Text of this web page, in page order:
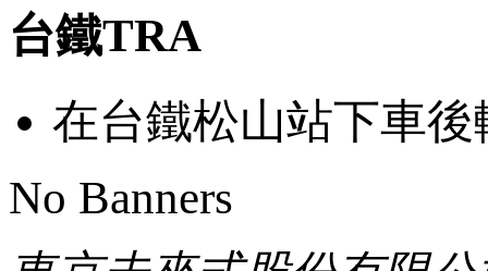
台鐵TRA
在台鐵松山站下車
No Banners